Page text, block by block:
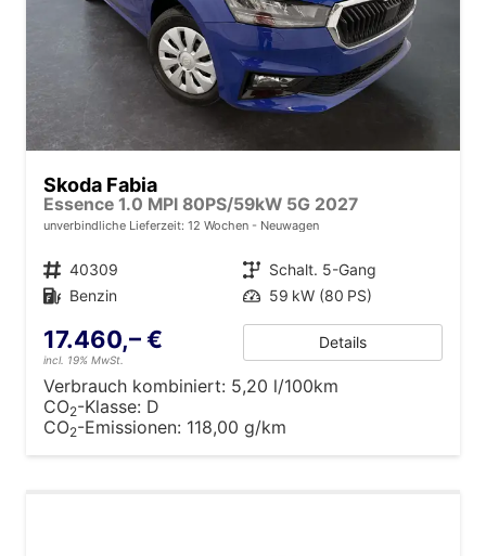
Skoda Fabia
Essence 1.0 MPI 80PS/59kW 5G 2027
unverbindliche Lieferzeit: 12 Wochen Neuwagen
Fahrzeugnr. 40309 Getriebe Schalt. 5-Gang
Kraftstoff Benzin Leistung 59 kW (80 PS)
17.460,– €
incl. 19% MwSt.
Details
Verbrauch kombiniert: 5,20 l/100km
CO2-Klasse: D
CO2-Emissionen: 118,00 g/km